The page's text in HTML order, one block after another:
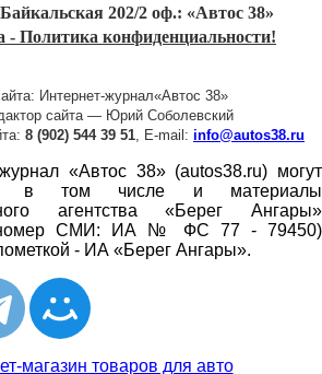
202/2 оф.: «Автос 38»
- Политика конфиденциальности!
Интернет-журнал«Автос 38»
сайта — Юрий Соболевский
8 (902) 544 39 51 , E-mail: info@autos38.ru
«Автос 38» (autos38.ru) могут
в том числе и материалы
агентства «Берег Ангары»
номер СМИ: ИА № ФС 77 - 79450)
- ИА «Берег Ангары».